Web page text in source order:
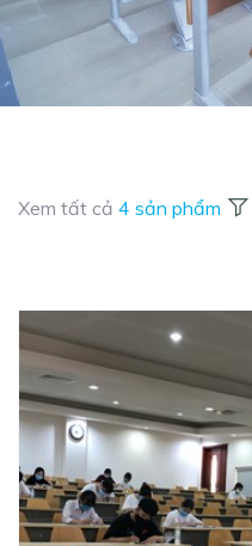
Xem tất cả 4 sản phẩm